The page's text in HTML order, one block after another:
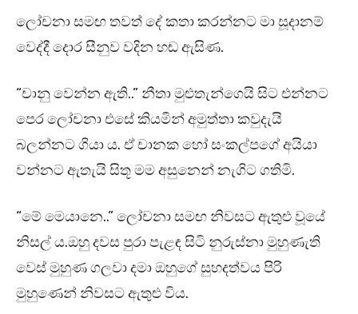
ලෝචනා සමඟ තවත් දේ කතා කරන්නට මා සූදානම්
වෙද්දී දොර සීනුව වදින හඬ ඇසිණ.
“චානු වෙන්න ඇති..” නීතා මුළුතැන්ගෙයි සිට එන්නට
පෙර ලෝචනා එසේ කියමින් අමුත්තා කවුදැයි
බලන්නට ගියා ය. ඒ චානක හෝ සංකල්පගේ අයියා
වන්නට ඇතැයි සිතූ මම අසුනෙන් නැගිට ගතිමි.
“මේ මෙයානෙ..” ලෝචනා සමඟ නිවසට ඇතුළු වූයේ
නිසල් ය.ඔහු දවස පුරා පැළඳ සිටි නුරුස්නා මුහුණැති
වෙස් මුහුණ ගලවා දමා ඔහුගේ සුහදත්වය පිරි
මුහුණෙන් නිවසට ඇතුළු විය.